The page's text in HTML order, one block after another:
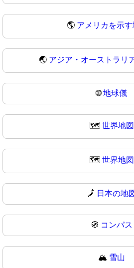
🌎 アメリカを示
🌏 アジア・オーストラリ
🌐地球儀
🗺️ 世界地図
🗺 世界地図
🗾 日本の地
🧭 コンパス
🏔️ 雪山